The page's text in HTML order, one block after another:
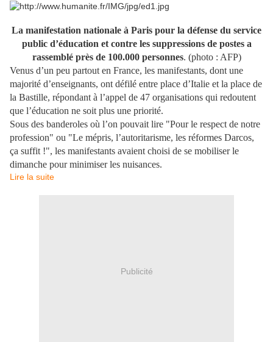
La manifestation nationale à Paris pour la défense du service
public d’éducation et contre les suppressions de postes a
rassemblé près de 100.000 personnes. (photo : AFP)
Venus d’un peu partout en France, les manifestants, dont une
majorité d’enseignants, ont défilé entre place d’Italie et la place de
la Bastille, répondant à l’appel de 47 organisations qui redoutent
que l’éducation ne soit plus une priorité.
Sous des banderoles où l’on pouvait lire "Pour le respect de notre
profession" ou "Le mépris, l’autoritarisme, les réformes Darcos,
ça suffit !", les manifestants avaient choisi de se mobiliser le
dimanche pour minimiser les nuisances.
Lire la suite
Publicité